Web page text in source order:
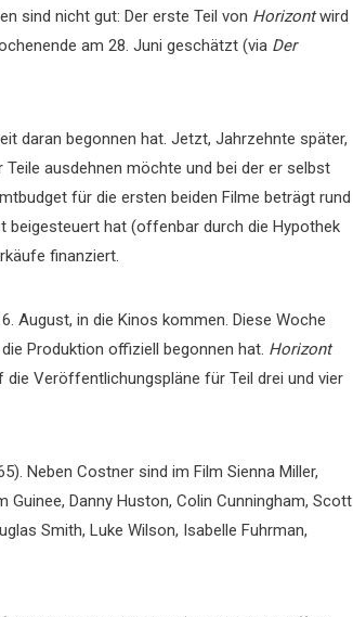
sind nicht gut: Der erste Teil von Horizontwird
am 28. Juni geschätzt (via Der
daran begonnen hat. Jetzt, Jahrzehnte später,
ausdehnen möchte und bei der er selbst
für die ersten beiden Filme beträgt rund
beigesteuert hat (offenbar durch die Hypothek
finanziert.
August, in die Kinos kommen. Diese Woche
Produktion offiziell begonnen hat. Horizont
die Veröffentlichungspläne für Teil drei und vier
Neben Costner sind im Film Sienna Miller,
Guinee, Danny Huston, Colin Cunningham, Scott
Smith, Luke Wilson, Isabelle Fuhrman,